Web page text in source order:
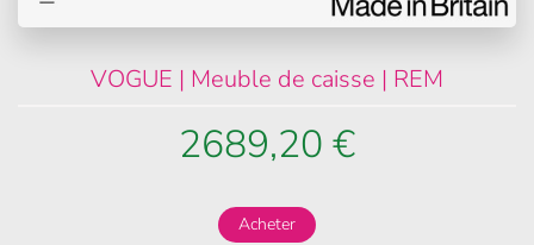
VOGUE | Meuble de caisse | REM
2689,20 €
Acheter